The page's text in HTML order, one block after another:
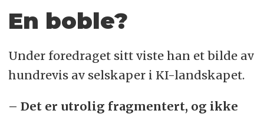
En boble?
Under foredraget sitt viste han et bilde av
hundrevis av selskaper i KI-landskapet.
– Det er utrolig fragmentert, og ikke